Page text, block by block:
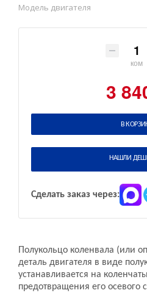
Модель двигателя
ком
3
В
НАШЛИ
Сделать заказ через:
Полукольцо коленвала (или
деталь двигателя в виде
устанавливается на
предотвращения его осевого